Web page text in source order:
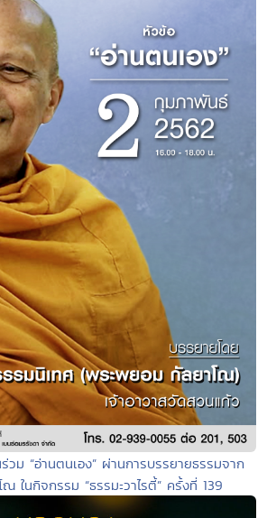
ม “อ่านตนเอง” ผ่านการบรรยายธรรมจาก
ในกิจกรรม “ธรรมะวาไรตี้” ครั้งที่ 139